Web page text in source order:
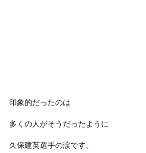
印象的だったのは
多くの人がそうだったように
久保建英選手の涙です。